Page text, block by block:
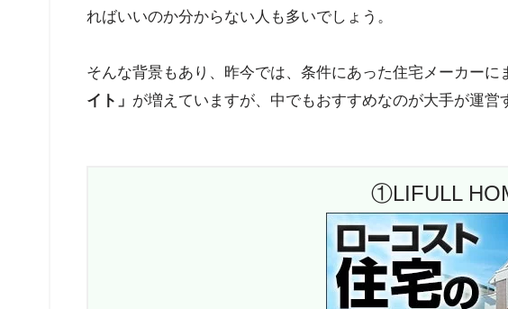
ればいいのか分からない人も多いでしょう。
そんな背景もあり、昨今では、条件にあった住宅メーカーに
イト」 が増えていますが、中でもおすすめなのが大手が運営
①LIFULL